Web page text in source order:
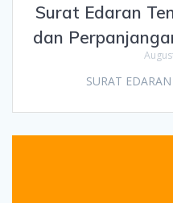
Surat Edaran
dan
SURAT